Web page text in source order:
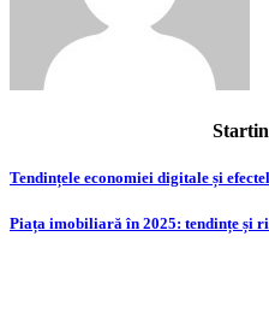
Post
navigation
Tendințele economiei digitale și
Piața imobiliară în 2025: tendințe și